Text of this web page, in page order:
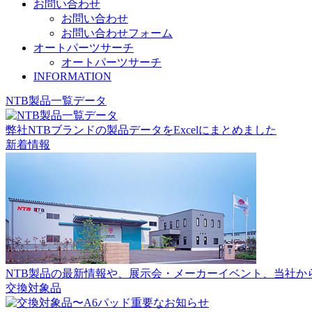
お問い合わせ
お問い合わせ
お問い合わせフォーム
オートパーツサーチ
オートパーツサーチ
INFORMATION
NTB製品一覧データ
弊社NTBブランドの製品データをExcelにまとめました
新着情報
NTB製品の最新情報や、展示会・メーカーイベント、当社か
交換対象品